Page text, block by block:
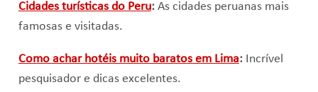
Cidades turísticas do Peru:As cidades peruanas mais
famosas e visitadas.
Como achar hotéis muito baratos em Lima:Incrível
pesquisador e dicas excelentes.